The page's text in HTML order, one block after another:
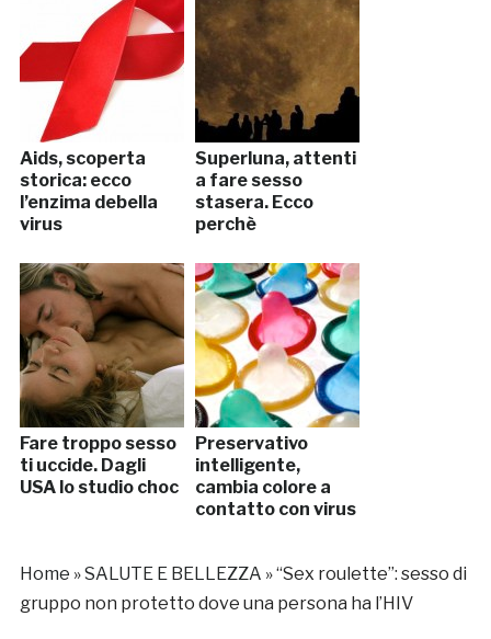
Aids, scoperta
storica: ecco
l’enzima debella
virus
Superluna, attenti
a fare sesso
stasera. Ecco
perchè
Fare troppo sesso
ti uccide. Dagli
USA lo studio choc
Preservativo
intelligente,
cambia colore a
contatto con virus
Home »SALUTE E BELLEZZA »“Sex roulette”: sesso di
gruppo non protetto dove una persona ha l’HIV